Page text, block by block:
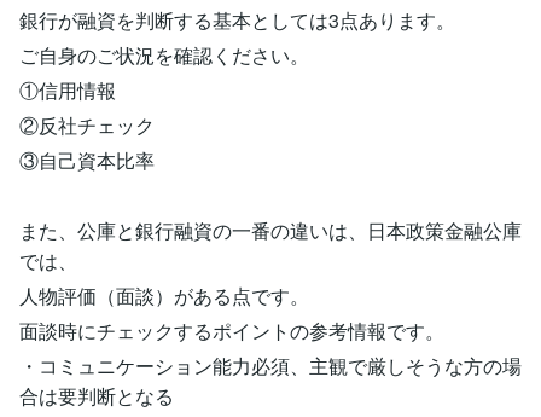
銀行が融資を判断する基本としては3点あります。
ご自身のご状況を確認ください。
①信用情報
②反社チェック
③自己資本比率
また、公庫と銀行融資の一番の違いは、日本政策金融公庫
では、
人物評価（面談）がある点です。
面談時にチェックするポイントの参考情報です。
・コミュニケーション能力必須、主観で厳しそうな方の場
合は要判断となる